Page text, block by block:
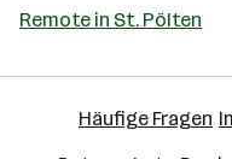
Remote in St. Pölten
Häufige Fragen